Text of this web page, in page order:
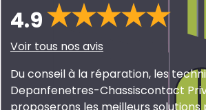
4.9
Voir tous nos avis
Du conseil à la réparation, les
Depanfenetres-Chassiscontact